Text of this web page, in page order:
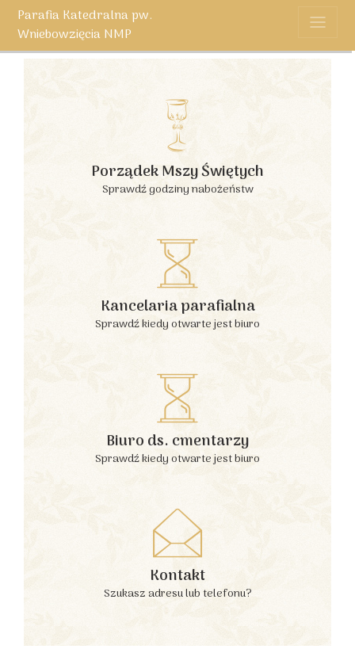
Parafia Katedralna pw.
Wniebowzięcia NMP
Porządek Mszy Świętych
Sprawdź godziny nabożeństw
Kancelaria parafialna
Sprawdź kiedy otwarte jest biuro
Biuro ds. cmentarzy
Sprawdź kiedy otwarte jest biuro
Kontakt
Szukasz adresu lub telefonu?